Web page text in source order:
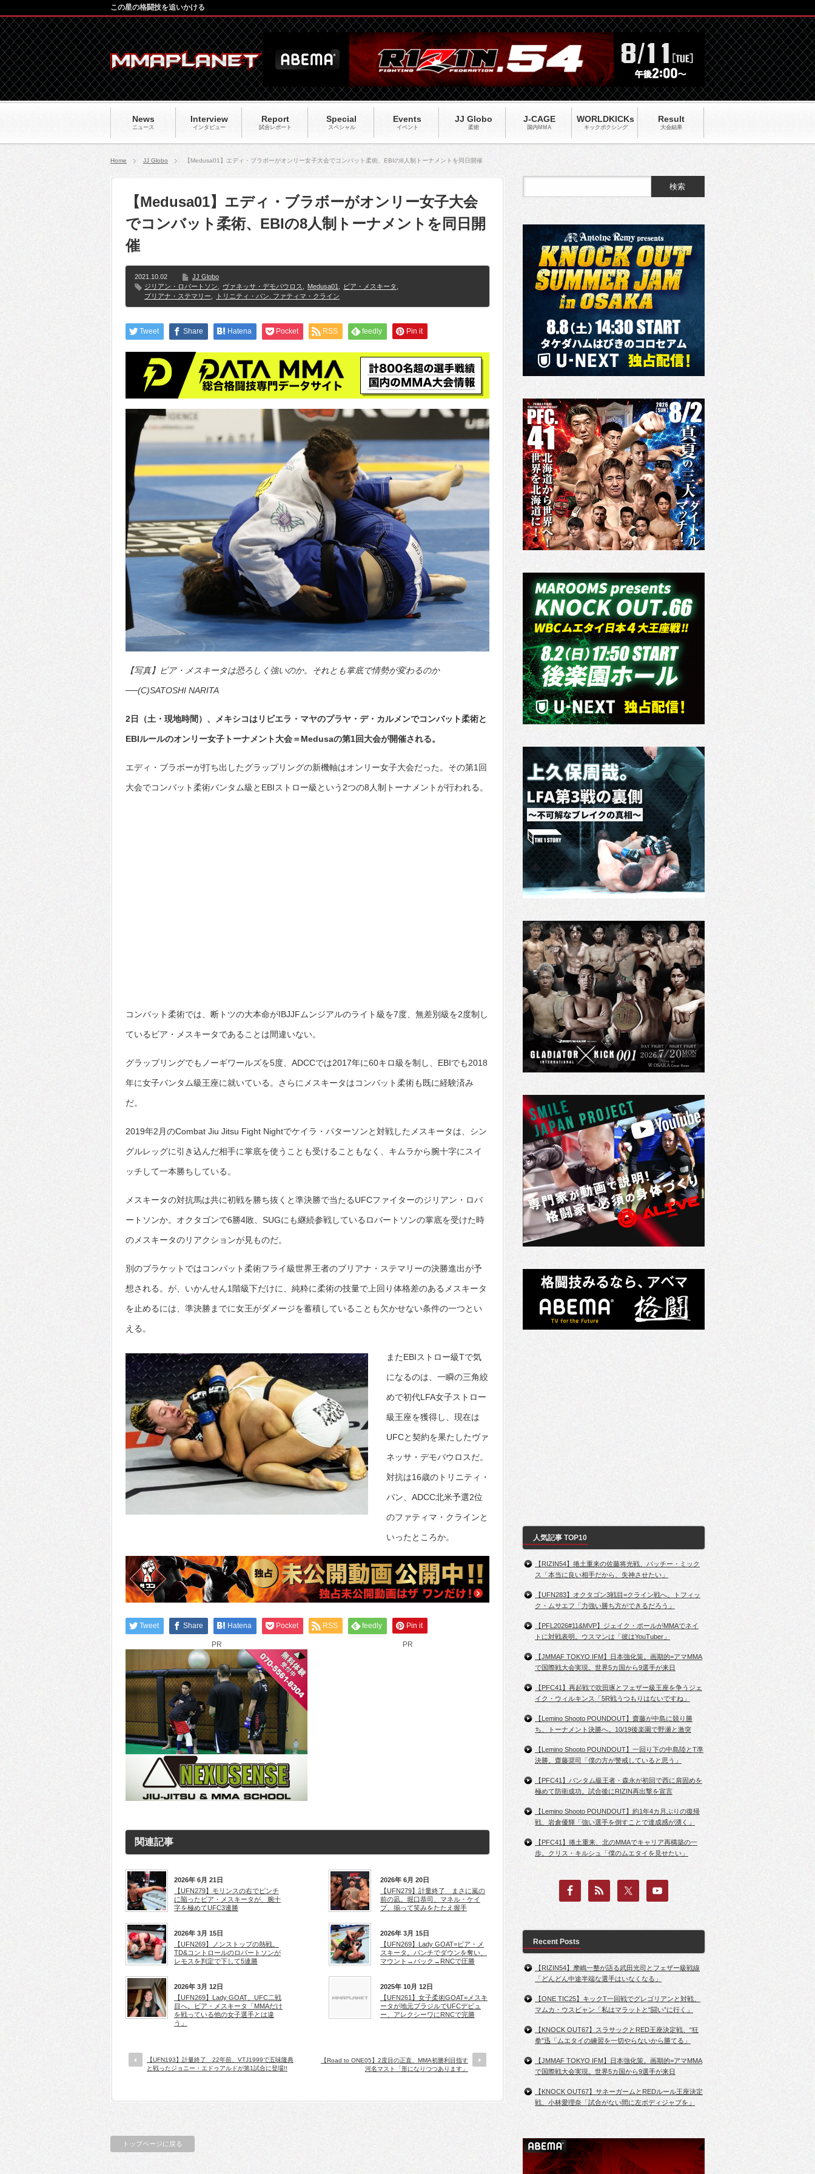
News
ニュース
Interview
インタビュー
Report
試合レポート
Special
スペシャル
Events
イベント
JJ Globo
柔術
J-CAGE
国内MMA
WORLDKICKs
キックポクシング
Result
大会結果
この星の格闘技を追いかける
Home JJ Globo 【Medusa01】エディ・ブラボーがオンリー女子大会でコンバット柔術、EBIの8人制トーナメントを同日開催
【Medusa01】エディ・ブラボーがオンリー女子大会
でコンバット柔術、EBIの8人制トーナメントを同日開
催
2021.10.02
JJ Globo
ジリアン・ロバートソン
ヴァネッサ・デモパウロス Medusa01 ビア・メスキータ
ブリアナ・ステマリー
トリニティ・パン. ファティマ・クライン
Tweet Share Hatena Pocket RSS feedly Pin it
【写真】ビア・メスキータは恐ろしく強いのか。それとも掌底で情勢が変わるのか
──(C)SATOSHI NARITA
2日（土・現地時間）、メキシコはリビエラ・マヤのプラヤ・デ・カルメンでコンバット柔術と
EBIルールのオンリー女子トーナメント大会＝Medusaの第1回大会が開催される。
エディ・ブラボーが打ち出したグラップリングの新機軸はオンリー女子大会だった。その第1回
大会でコンバット柔術バンタム級とEBIストロー級という2つの8人制トーナメントが行われる。
コンバット柔術では、断トツの大本命がIBJJFムンジアルのライト級を7度、無差別級を2度制し
ているビア・メスキータであることは間違いない。
グラップリングでもノーギワールズを5度、ADCCでは2017年に60キロ級を制し、EBIでも2018
年に女子バンタム級王座に就いている。さらにメスキータはコンバット柔術も既に経験済み
だ。
2019年2月のCombat Jiu Jitsu Fight Nightでケイラ・パターソンと対戦したメスキータは、シン
グルレッグに引き込んだ相手に掌底を使うことも受けることもなく、キムラから腕十字にスイ
ッチして一本勝ちしている。
メスキータの対抗馬は共に初戦を勝ち抜くと準決勝で当たるUFCファイターのジリアン・ロバ
ートソンか。オクタゴンで6勝4敗、SUGにも継続参戦しているロバートソンの掌底を受けた時
のメスキータのリアクションが見ものだ。
別のブラケットではコンバット柔術フライ級世界王者のブリアナ・ステマリーの決勝進出が予
想される。が、いかんせん1階級下だけに、純粋に柔術の技量で上回り体格差のあるメスキータ
を止めるには、準決勝までに女王がダメージを蓄積していることも欠かせない条件の一つとい
える。
またEBIストロー級Tで気
になるのは、一瞬の三角絞
めで初代LFA女子ストロー
級王座を獲得し、現在は
UFCと契約を果たしたヴァ
ネッサ・デモパウロスだ。
対抗は16歳のトリニティ・
パン、ADCC北米予選2位
のファティマ・クラインと
いったところか。
Tweet Share Hatena Pocket RSS feedly Pin it
PR PR
関連記事
2026年 6月 21日
【UFN279】モリンスの右でピンチ
に陥ったビア・メスキータが、腕十
字を極めてUFC3連勝
2026年 6月 20日
【UFN279】計量終了 まさに嵐の
前の凪。堀口恭司、マネル・ケイ
プ、揃って笑みをたたえ握手
2026年 3月 15日
【UFN269】ノンストップの熱戦。
TD&コントロールのロバートソンが
レモスを判定で下して5連勝
2026年 3月 15日
【UFN269】Lady GOAT=ビア・メ
スキータ。パンチでダウンを奪い、
マウント→バック→RNCで圧勝
2026年 3月 12日
【UFN269】Lady GOAT、UFC二戦
目へ。ビア・メスキータ「MMAだけ
を戦っている他の女子選手とは違
う」
2025年 10月 12日
【UFN261】女子柔術GOAT=メスキ
ータが地元ブラジルでUFCデビュ
ー、アレクシーワにRNCで完勝
【UFN193】計量終了 22年前、VTJ1999で五味隆典
と戦ったジョニー・エドゥアルドが第1試合に登場!!
【Road to ONE05】2度目の正直、MMA初勝利目指す
河名マスト「形になりつつあります」
トップページに戻る
人気記事 TOP10
【RIZIN54】捲土重来の佐藤将光戦、パッチー・ミック
ス「本当に良い相手だから、失神させたい」
【UFN283】オクタゴン3戦目=クライン戦へ。トフィッ
ク・ムサエフ「力強い勝ち方ができるだろう」
【PFL2026#11&MVP】ジェイク・ポールがMMAでネイ
トに対戦表明。ウスマンは「彼はYouTuber」
【JMMAF TOKYO IFM】日本強化策。画期的=アマMMA
で国際戦大会実現。世界5カ国から9選手が来日
【PFC41】再起戦で吹田琢とフェザー級王座を争うジェ
イク・ウィルキンス「5R戦うつもりはないですね」
【Lemino Shooto POUNDOUT】齋藤が中島に競り勝
ち、トーナメント決勝へ。10/19後楽園で野瀬と激突
【Lemino Shooto POUNDOUT】一回り下の中島陸とT準
決勝。齋藤奨司「僕の方が警戒していると思う」
【PFC41】バンタム級王者・森永が初回で西に肩固めを
極めて防衛成功。試合後にRIZIN再出撃を宣言
【Lemino Shooto POUNDOUT】約1年4カ月ぶりの復帰
戦、岩倉優輝「強い選手を倒すことで達成感が湧く」
【PFC41】捲土重来、北のMMAでキャリア再構築の一
歩。クリス・キルシュ「僕のムエタイを見せたい」
Recent Posts
【RIZIN54】摩嶋一整が語る武田光司とフェザー級戦線
「どんどん中途半端な選手はいなくなる」
【ONE TIC25】キックT一回戦でグレゴリアンと対戦、
マムカ・ウスビャン「私はマラットと“闘い”に行く」
【KNOCK OUT67】スラサックとRED王座決定戦、“狂
拳”迅「ムエタイの練習を一切やらないから勝てる」
【JMMAF TOKYO IFM】日本強化策。画期的=アマMMA
で国際戦大会実現。世界5カ国から9選手が来日
【KNOCK OUT67】サネーガームとREDルール王座決定
戦、小林愛理奈「試合がない間に左ボディジャブを」